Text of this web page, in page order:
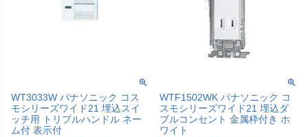
WT3033W パナソニック コス
モシリーズワイド21 埋込スイ
ッチ用 トリプルハンドル ネー
ム付 表示付
WTF1502WK パナソニック コ
スモシリーズワイド21 埋込ダ
ブルコンセント 金属枠付き ホ
ワイト